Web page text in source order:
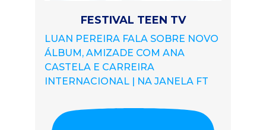
FESTIVAL TEEN TV
LUAN PEREIRA FALA SOBRE NOVO
ÁLBUM, AMIZADE COM ANA
CASTELA E CARREIRA
INTERNACIONAL | NA JANELA FT